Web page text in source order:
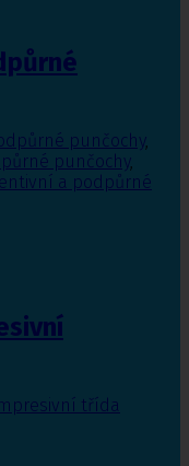
punčochy,
punčochy,
a podpůrné
třída